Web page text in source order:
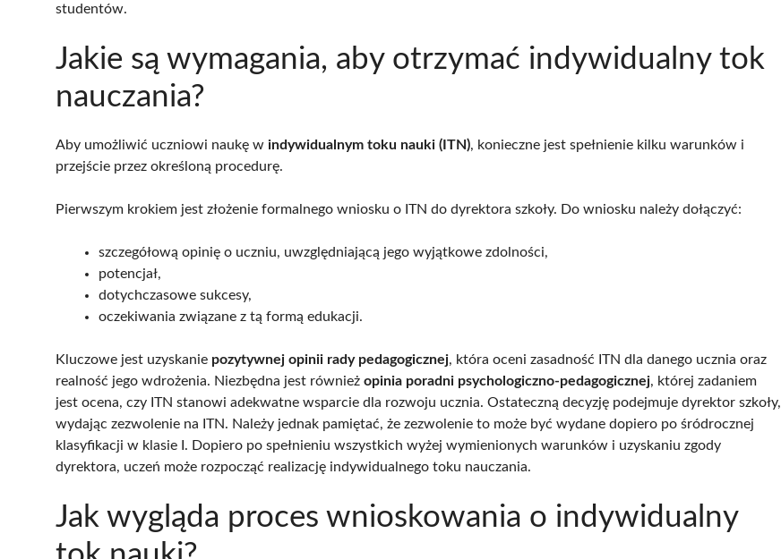
studentów.
Jakie są wymagania, aby otrzymać indywidualny tok
nauczania?
Aby umożliwić uczniowi naukę w indywidualnym toku nauki (ITN), konieczne jest spełnienie kilku warunków i
przejście przez określoną procedurę.
Pierwszym krokiem jest złożenie formalnego wniosku o ITN do dyrektora szkoły. Do wniosku należy dołączyć:
szczegółową opinię o uczniu, uwzględniającą jego wyjątkowe zdolności,
potencjał,
dotychczasowe sukcesy,
oczekiwania związane z tą formą edukacji.
Kluczowe jest uzyskanie pozytywnej opinii rady pedagogicznej, która oceni zasadność ITN dla danego ucznia oraz
realność jego wdrożenia. Niezbędna jest również opinia poradni psychologiczno-pedagogicznej, której zadaniem
jest ocena, czy ITN stanowi adekwatne wsparcie dla rozwoju ucznia. Ostateczną decyzję podejmuje dyrektor szkoły,
wydając zezwolenie na ITN. Należy jednak pamiętać, że zezwolenie to może być wydane dopiero po śródrocznej
klasyfikacji w klasie I. Dopiero po spełnieniu wszystkich wyżej wymienionych warunków i uzyskaniu zgody
dyrektora, uczeń może rozpocząć realizację indywidualnego toku nauczania.
Jak wygląda proces wnioskowania o indywidualny